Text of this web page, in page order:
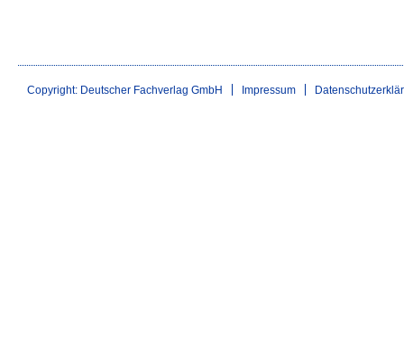
Copyright: Deutscher Fachverlag GmbH Impressum